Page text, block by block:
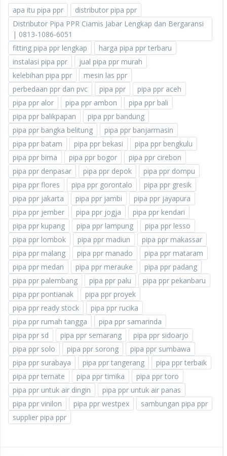
apa itu pipa ppr
distributor pipa ppr
Distributor Pipa PPR Ciamis Jabar Lengkap dan Bergaransi
| 0813-1086-6051
fitting pipa ppr lengkap
harga pipa ppr terbaru
instalasi pipa ppr
jual pipa ppr murah
kelebihan pipa ppr
mesin las ppr
perbedaan ppr dan pvc
pipa ppr
pipa ppr aceh
pipa ppr alor
pipa ppr ambon
pipa ppr bali
pipa ppr balikpapan
pipa ppr bandung
pipa ppr bangka belitung
pipa ppr banjarmasin
pipa ppr batam
pipa ppr bekasi
pipa ppr bengkulu
pipa ppr bima
pipa ppr bogor
pipa ppr cirebon
pipa ppr denpasar
pipa ppr depok
pipa ppr dompu
pipa ppr flores
pipa ppr gorontalo
pipa ppr gresik
pipa ppr jakarta
pipa ppr jambi
pipa ppr jayapura
pipa ppr jember
pipa ppr jogja
pipa ppr kendari
pipa ppr kupang
pipa ppr lampung
pipa ppr lesso
pipa ppr lombok
pipa ppr madiun
pipa ppr makassar
pipa ppr malang
pipa ppr manado
pipa ppr mataram
pipa ppr medan
pipa ppr merauke
pipa ppr padang
pipa ppr palembang
pipa ppr palu
pipa ppr pekanbaru
pipa ppr pontianak
pipa ppr proyek
pipa ppr ready stock
pipa ppr rucika
pipa ppr rumah tangga
pipa ppr samarinda
pipa ppr sd
pipa ppr semarang
pipa ppr sidoarjo
pipa ppr solo
pipa ppr sorong
pipa ppr sumbawa
pipa ppr surabaya
pipa ppr tangerang
pipa ppr terbaik
pipa ppr ternate
pipa ppr timika
pipa ppr toro
pipa ppr untuk air dingin
pipa ppr untuk air panas
pipa ppr vinilon
pipa ppr westpex
sambungan pipa ppr
supplier pipa ppr